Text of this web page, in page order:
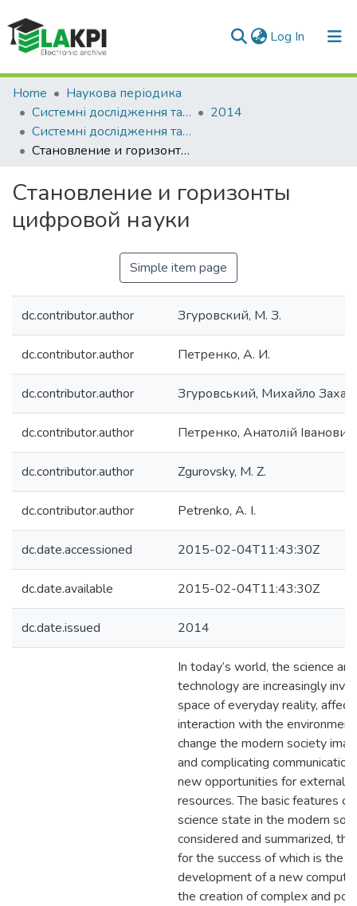
Log In (current)
Communities & Collections
All of DSpace
Statistics
Home
Наукова періодика
Системні дослідження та інформаційні технології
2014
Системні дослідження та інформаційні технології: науково-технічний журнал, № 4
Становление и горизонты цифровой науки
Становление и горизонты
цифровой науки
Simple item page
dc.contributor.author Згуровский, М. З.
dc.contributor.author Петренко, А. И.
dc.contributor.author Згуровський, Михайло
dc.contributor.author Петренко, Анатолій Іванович
dc.contributor.author Zgurovsky, M. Z.
dc.contributor.author Petrenko, A. I.
dc.date.accessioned 2015-02-04T11:43:30Z
dc.date.available 2015-02-04T11:43:30Z
dc.date.issued 2014
In today’s world, the science
technology are increasingly
space of everyday reality, affect
interaction with the
change the modern society
and complicating
new opportunities for external
resources. The basic features
science state in the modern
considered and summarized,
for the success of which is the
development of a new
the creation of complex and